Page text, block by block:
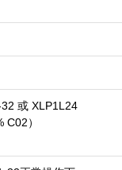
或 XLP1L24
）